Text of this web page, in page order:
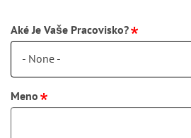
Aké Je Vaše Pracovisko?
- None -
Meno